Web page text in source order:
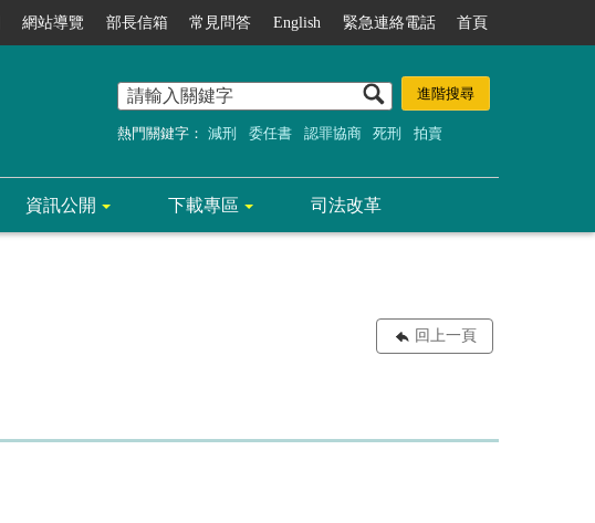
網站導覽 部長信箱 常見問答 English 緊急連絡電話 首頁
熱門關鍵字： 減刑 委任書 認罪協商 死刑 拍賣
資訊公開 下載專區 司法改革
回上一頁